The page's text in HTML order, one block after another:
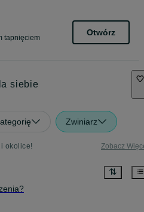
tapnięciem
Otwórz
siebie
Zwiniarz
okolice! Zobacz